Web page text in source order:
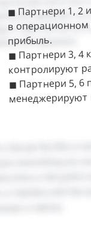
◼ Партнери 1, 2
в
прибыль.
◼ Партнери 3, 4
контролируют
◼ Партнери 5, 6
менеджерируют